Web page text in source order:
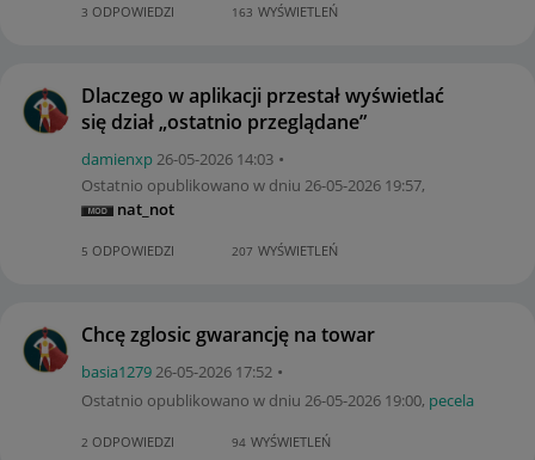
3 ODPOWIEDZI 163 WYŚWIETLEŃ
Dlaczego w aplikacji przestał wyświetlać
się dział „ostatnio przeglądane”
damienxp‎26-05-2026 14:03
Ostatnio opublikowano w dniu ‎26-05-2026 19:57,
nat_not
5 ODPOWIEDZI 207 WYŚWIETLEŃ
Chcę zglosic gwarancję na towar
basia1279‎26-05-2026 17:52
Ostatnio opublikowano w dniu ‎26-05-2026 19:00, pecela
2 ODPOWIEDZI 94 WYŚWIETLEŃ